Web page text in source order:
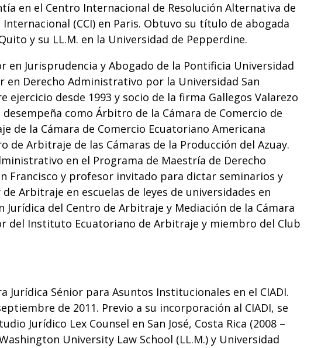
en el Centro Internacional de Resolución Alternativa de
(CCI) en Paris. Obtuvo su título de abogada
y su LL.M. en la Universidad de Pepperdine.
en Jurisprudencia y Abogado de la Pontificia Universidad
en Derecho Administrativo por la Universidad San
ejercicio desde 1993 y socio de la firma Gallegos Valarezo
desempeña como Árbitro de la Cámara de Comercio de
de la Cámara de Comercio Ecuatoriano Americana
de Arbitraje de las Cámaras de la Producción del Azuay.
en el Programa de Maestría de Derecho
Francisco y profesor invitado para dictar seminarios y
Arbitraje en escuelas de leyes de universidades en
Jurídica del Centro de Arbitraje y Mediación de la Cámara
del Instituto Ecuatoriano de Arbitraje y miembro del Club
Jurídica Sénior para Asuntos Institucionales en el CIADI.
de 2011. Previo a su incorporación al CIADI, se
Jurídico Lex Counsel en San José, Costa Rica (2008 –
University Law School (LL.M.) y Universidad